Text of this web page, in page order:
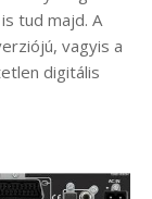
tud majd. A
vagyis a
digitális